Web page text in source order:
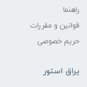
راهنما
قوانین و مقررات
حریم خصوصی
یراق استور